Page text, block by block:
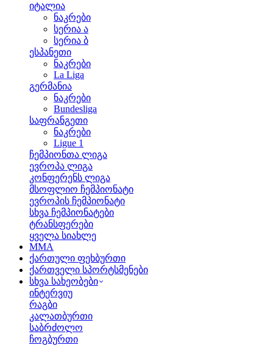
იტალია
ნაკრები
სერია ა
სერია ბ
ესპანეთი
ნაკრები
La Liga
გერმანია
ნაკრები
Bundesliga
საფრანგეთი
ნაკრები
Ligue 1
ჩემპიონთა ლიგა
ევროპა ლიგა
კონფერენს ლიგა
მსოფლიო ჩემპიონატი
ევროპის ჩემპიონატი
სხვა ჩემპიონატები
ტრანსფერები
ყველა სიახლე
MMA
ქართული ფეხბურთი
ქართველი სპორტსმენები
სხვა სახეობები
ინტერვიუ
რაგბი
კალათბურთი
საბრძოლო
ჩოგბურთი